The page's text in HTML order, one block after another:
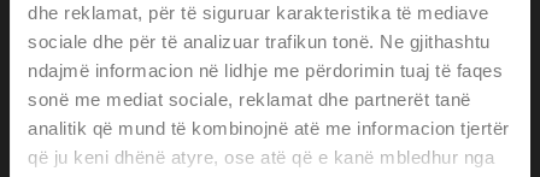
dhe reklamat, për të siguruar karakteristika të mediave
sociale dhe për të analizuar trafikun tonë. Ne gjithashtu
ndajmë informacion në lidhje me përdorimin tuaj të faqes
sonë me mediat sociale, reklamat dhe partnerët tanë
analitik që mund të kombinojnë atë me informacion tjertër
që ju keni dhënë atyre, ose atë që e kanë mbledhur nga
A-22WP-A11
Mounting bracket for 22WDP-.., Metal